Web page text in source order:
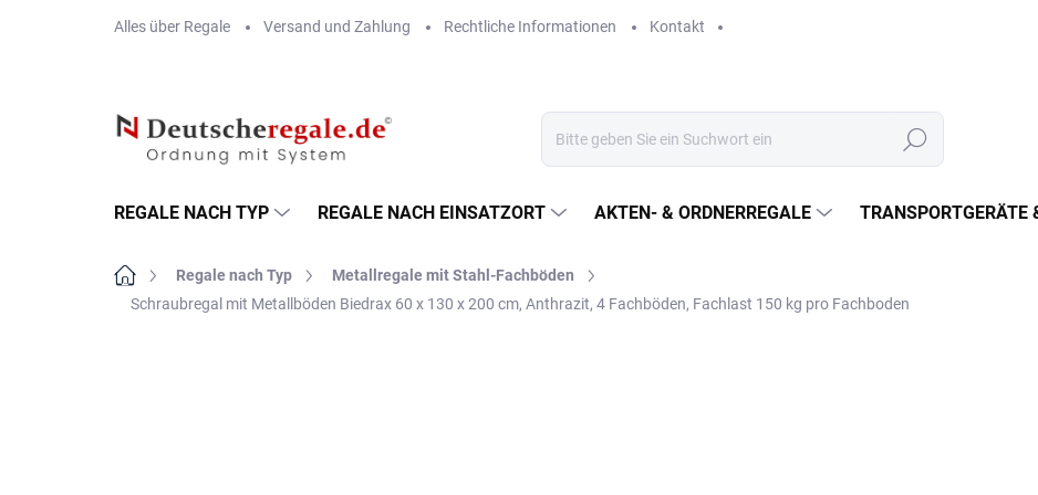
Alles über Regale Versand und Zahlung Rechtliche Informationen Kontakt
Suchen
REGALE NACH TYP REGALE NACH EINSATZORT AKTEN- & ORDNERREGALE TRANSPORTGERÄTE
StartseiteRegale nach Typ
Metallregale mit Stahl-Fachböden
Schraubregal mit Metallböden Biedrax 60 x 130 x 200 cm, Anthrazit, 4 Fachböden, Fachlast 150 kg pro Fachboden